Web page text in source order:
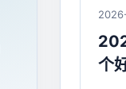
个